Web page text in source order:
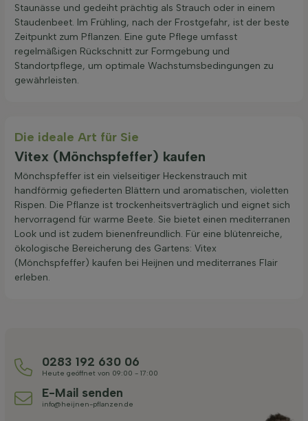
Staunässe und gedeiht prächtig als Strauch oder in einem
Staudenbeet. Im Frühling, nach der Frostgefahr, ist der beste
Zeitpunkt zum Pflanzen. Eine gute Pflege umfasst
regelmäßigen Rückschnitt zur Formgebung und
Standortpflege, um optimale Wachstumsbedingungen zu
gewährleisten.
Die ideale Art für Sie
Vitex (Mönchspfeffer) kaufen
Mönchspfeffer ist ein vielseitiger Heckenstrauch mit
handförmig gefiederten Blättern und aromatischen, violetten
Rispen. Die Pflanze ist trockenheitsverträglich und eignet sich
hervorragend für warme Beete. Sie bietet einen mediterranen
Look und ist zudem bienenfreundlich. Für eine blütenreiche,
ökologische Bereicherung des Gartens: Vitex
(Mönchspfeffer) kaufen bei Heijnen und mediterranes Flair
erleben.
0283 192 630 06
Heute geöffnet von 09:00 - 17:00
E-Mail senden
info@heijnen-pflanzen.de